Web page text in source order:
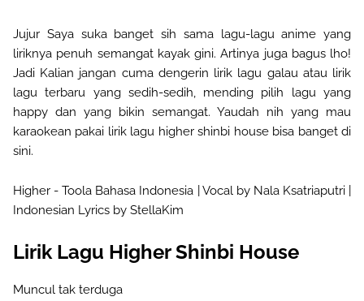
Jujur Saya suka banget sih sama lagu-lagu anime yang
liriknya penuh semangat kayak gini. Artinya juga bagus lho!
Jadi Kalian jangan cuma dengerin lirik lagu galau atau lirik
lagu terbaru yang sedih-sedih, mending pilih lagu yang
happy dan yang bikin semangat. Yaudah nih yang mau
karaokean pakai lirik lagu higher shinbi house bisa banget di
sini.
Higher - Toola Bahasa Indonesia | Vocal by Nala Ksatriaputri |
Indonesian Lyrics by StellaKim
Lirik Lagu Higher Shinbi House
Muncul tak terduga